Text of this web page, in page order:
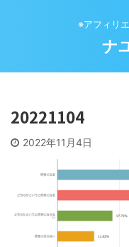
※アフィリ
ナ
20221104
2022年11月4日